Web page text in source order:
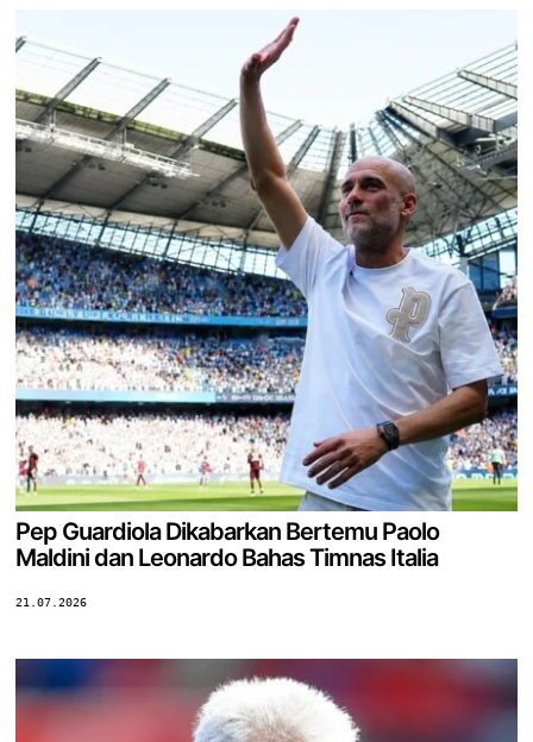
Pep Guardiola Dikabarkan Bertemu Paolo
Maldini dan Leonardo Bahas Timnas Italia
21.07.2026